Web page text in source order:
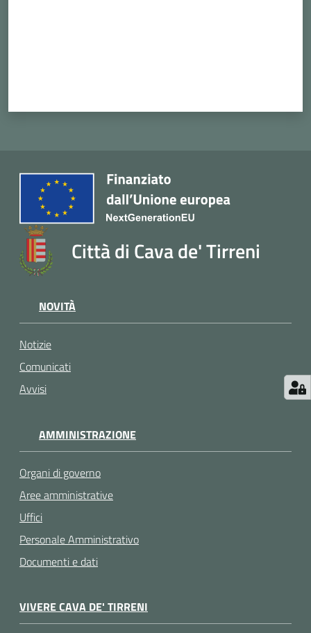
Città di Cava de' Tirreni
NOVITÀ
Notizie
Comunicati
Avvisi
AMMINISTRAZIONE
Organi di governo
Aree amministrative
Uffici
Personale Amministrativo
Documenti e dati
VIVERE CAVA DE' TIRRENI